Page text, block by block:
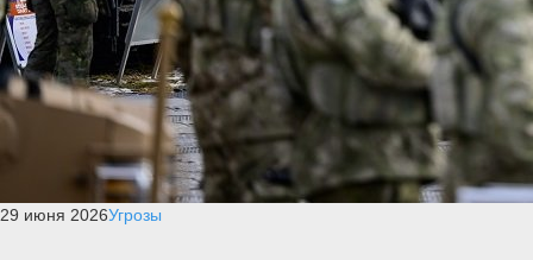
29 июня 2026Угрозы